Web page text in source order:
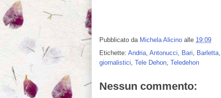
Pubblicato da Michela Alicino alle 19:09
Etichette: Andria Antonucci Bari Barletta
giornalistici Tele Dehon Teledehon
Nessun commento: